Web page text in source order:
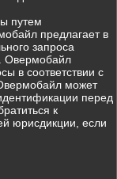
путем
предлагает в
запроса
Овермобайл
в соответствии с
может
перед
к
юрисдикции, если